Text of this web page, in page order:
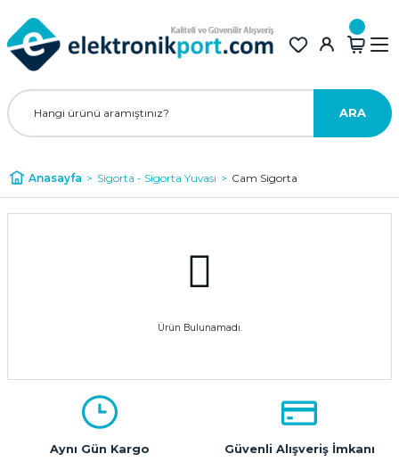
ARA
Anasayfa Sigorta - Sigorta Yuvası Cam Sigorta
Ürün Bulunamadı.
Aynı Gün Kargo Güvenli Alışveriş İmkanı